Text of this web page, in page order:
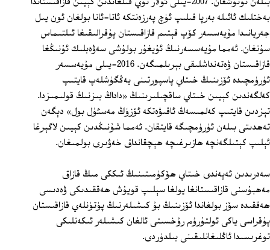
بەختلىك ئائىلە بەرپا قىلىپ ئۈچ پەرزەنتكە ئاتا-ئانا بولغان ئون يىل
جەريانىدا مۇيەسسەر كۆپ قېتىم قازاقىستان پۇقرالىقىغا ئىلتىماس
سۇنغان. ئەمما مۇيەسسەرنىڭ ئۇيغۇر بولۇشى سەۋەبلىك ئۇنىڭغا
قازاقىستان ۋەتەنداشلىقى بېرىلمىگەن. 2016-يىلى مۇيەسسەر
ئۈرۈمچىدە ئۆزىنىڭ خىتاي پاسپورتىنى يەڭگۈشلەپ قايتىپ
كەلگەندىن كېيىن خىتاي ساقچىلىرىنىڭ «داداڭ بىزنىڭ قولىمىزدا.
تېزدىن قايتىپ كەلمىسەڭ ئاقىۋەتكە ئۆزۈڭ مەسئۇل بول» دېگەن
تەھدىتى بىلەن ئۈرۈمچىگە قايتقان. ئەمما شۇنىڭدىن كېيىن لاگېرغا
ئېلىپ كېتىلگەنچە ھازىرغىچە ھېچقانداق خەۋىرى بولمىغان.
سەدرىدىن ئەپەندى خىتاي ھۆكۈمىتىنىڭ ئىككى مىڭ قازاق
مەھبۇسنى قازاقىستانغا يولغا سېلىپ قويۇش ھەققىدىكى ۋەدىسى
ھەققىدە سۆز بولغاندا ئۆزىنىڭ بۇ كىشىلەرنىڭ پۈتۈنلەي قازاقىستان
پۇقراسى ياكى ئولتۇرۇم رۇخسىتى ئالغان كىشىلەر ئىكەنلىكى
توغرىسىدا ئاڭلىغانلىقىنى بىلدۈردى.